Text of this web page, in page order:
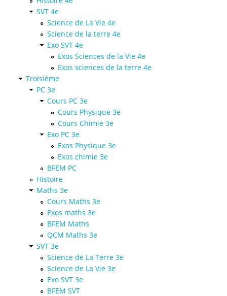
SVT 4e
Science de La Vie 4e
Science de la terre 4e
Exo SVT 4e
Exos Sciences de la Vie 4e
Exos sciences de la terre 4e
Troisième
PC 3e
Cours PC 3e
Cours Physique 3e
Cours Chimie 3e
Exo PC 3e
Exos Physique 3e
Exos chimie 3e
BFEM PC
Histoire
Maths 3e
Cours Maths 3e
Exos maths 3e
BFEM Maths
QCM Maths 3e
SVT 3e
Science de La Terre 3e
Science de La Vie 3e
Exo SVT 3e
BFEM SVT